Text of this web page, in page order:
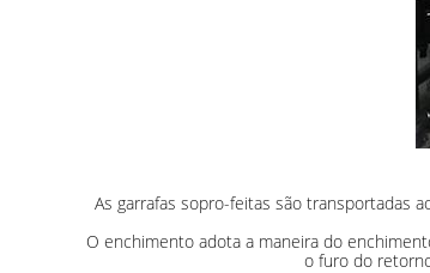
As garrafas sopro-feitas são transportadas
O enchimento adota a maneira do
o furo do